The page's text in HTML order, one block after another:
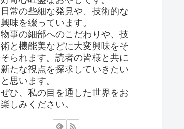
日常の些細な発見や、技術的な
興味を綴っています。
物事の細部へのこだわりや、技
術と機能美などに大変興味をそ
そられます。読者の皆様と共に
新たな視点を探求していきたい
と思います。
ぜひ、私の目を通した世界をお
楽しみください。